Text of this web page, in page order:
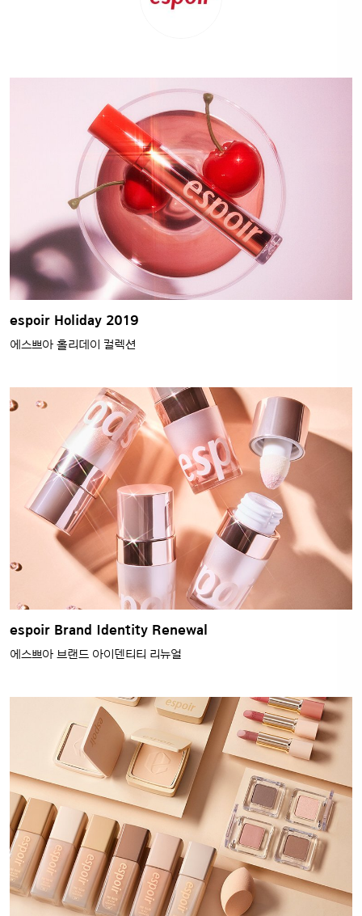
espoir Holiday 2019
에스쁘아 홀리데이 컬렉션
espoir Brand Identity Renewal
에스쁘아 브랜드 아이덴티티 리뉴얼